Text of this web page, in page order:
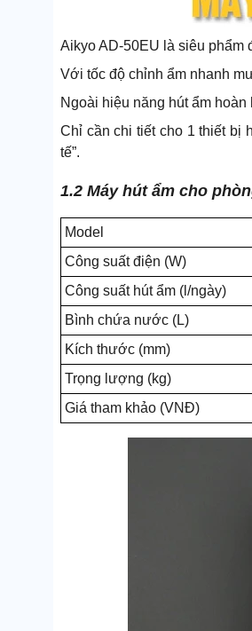
Aikyo AD-50EU là siêu phẩm
Với tốc độ chỉnh ẩm nhanh
Ngoài hiệu năng hút ẩm hoàn
Chỉ cần chi tiết cho 1 thiết bị
tế”.
1.2 Máy hút ẩm cho
Model
Công suất điện (W)
Công suất hút ẩm (l/ngày)
Bình chứa nước (L)
Kích thước (mm)
Trọng lượng (kg)
Giá tham khảo (VNĐ)